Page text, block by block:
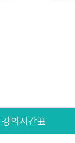
강의시간표